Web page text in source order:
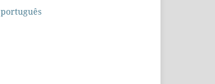
português